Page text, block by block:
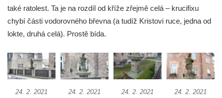
Lysá nad Labem, barokní město Šporkovo
Socha Roháč v ZOO Hluboká
Socha Mystik v ZOO Hluboká
Reliéf Rodina a práce na budově záložny
také ratolest. Ta je na rozdíl od kříže zřejmě celá – krucifixu
chybí části vodorovného břevna (a tudíž Kristovi ruce, jedna od
lokte, druhá celá). Prostě bída.
24. 2. 2021 24. 2. 2021 24. 2. 2021 24. 2. 2021